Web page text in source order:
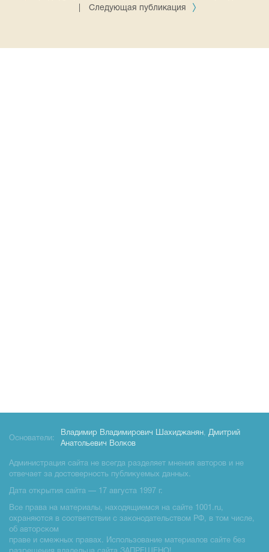
Следующая публикация
Основатели:
Владимир Владимирович Шахиджанян, Дмитрий
Анатольевич Волков
Администрация сайта не всегда разделяет мнения авторов и не
отвечает за достоверность публикуемых данных.
Дата открытия сайта — 17 августа 1997 г.
Все права на материалы, находящиемся на сайте 1001.ru,
охраняются в соответствии с законодательством РФ, в том числе,
об авторском
праве и смежных правах. Использование материалов сайте без